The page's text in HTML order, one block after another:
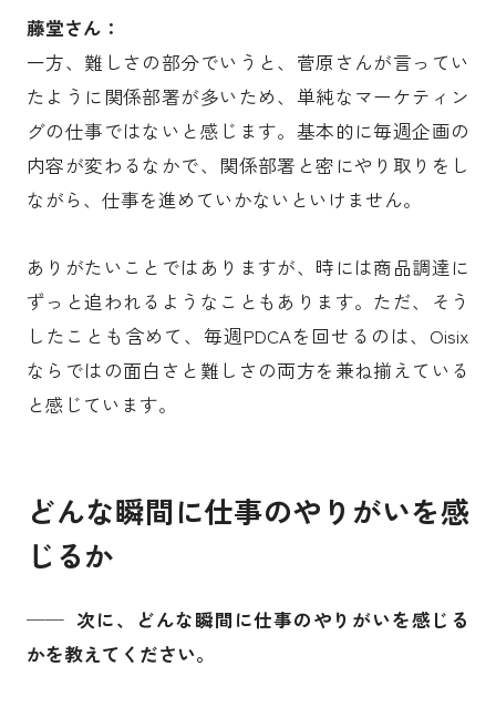
藤堂さん：
一方、難しさの部分でいうと、菅原さんが言ってい
たように関係部署が多いため、単純なマーケティン
グの仕事ではないと感じます。基本的に毎週企画の
内容が変わるなかで、関係部署と密にやり取りをし
ながら、仕事を進めていかないといけません。
ありがたいことではありますが、時には商品調達に
ずっと追われるようなこともあります。ただ、そう
したことも含めて、毎週PDCAを回せるのは、Oisix
ならではの面白さと難しさの両方を兼ね揃えている
と感じています。
どんな瞬間に仕事のやりがいを感
じるか
── 次に、どんな瞬間に仕事のやりがいを感じる
かを教えてください。